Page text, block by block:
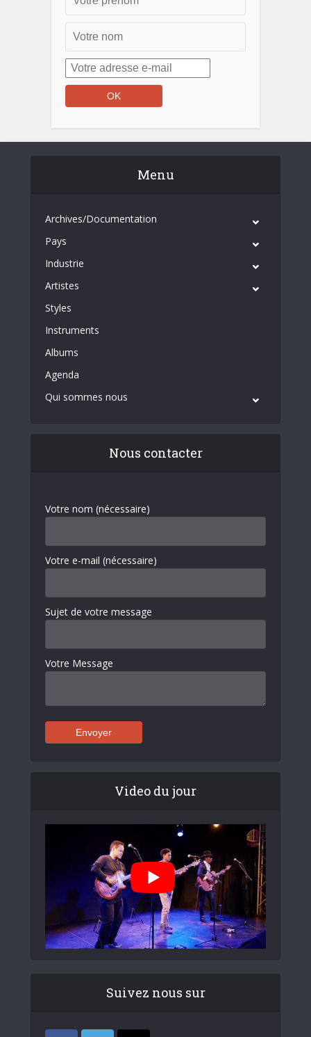
Menu
Archives/Documentation
Pays
Industrie
Artistes
Styles
Instruments
Albums
Agenda
Qui sommes nous
Nous contacter
Votre nom (nécessaire)
Votre e-mail (nécessaire)
Sujet de votre message
Votre Message
Video du jour
Suivez nous sur